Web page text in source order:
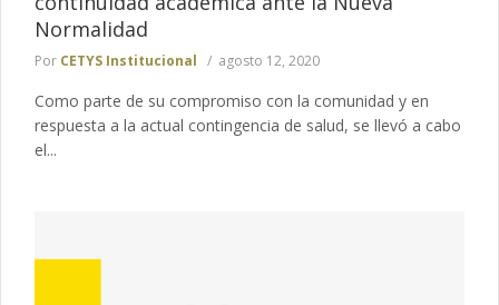
Normalidad
Por CETYS Institucional agosto 12, 2020
Como parte de su compromiso con la comunidad y en
respuesta a la actual contingencia de salud, se llevó a cabo
el...